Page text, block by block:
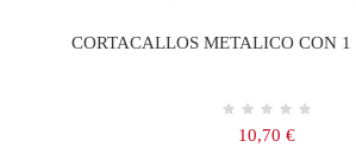
CORTACALLOS METALICO CON 1
Precio
10,70 €